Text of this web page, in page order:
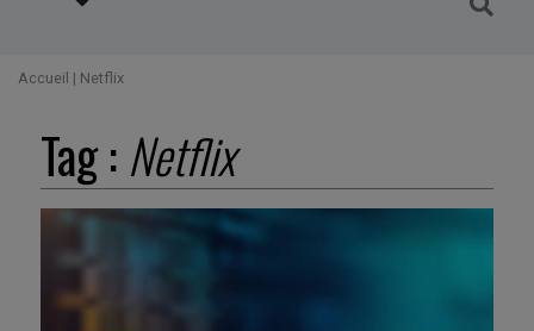
Accueil | Netflix
Tag : Netflix